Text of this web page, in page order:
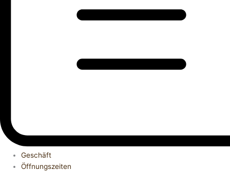
Geschäft
Öffnungszeiten